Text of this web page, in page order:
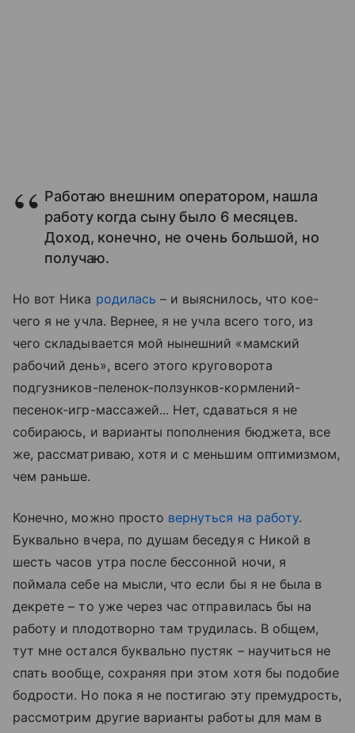
Работаю внешним оператором, нашла
работу когда сыну было 6 месяцев.
Доход, конечно, не очень большой, но
получаю.
Но вот Ника родилась – и выяснилось, что кое-
чего я не учла. Вернее, я не учла всего того, из
чего складывается мой нынешний «мамский
рабочий день», всего этого круговорота
подгузников-пеленок-ползунков-кормлений-
песенок-игр-массажей... Нет, сдаваться я не
собираюсь, и варианты пополнения бюджета, все
же, рассматриваю, хотя и с меньшим оптимизмом,
чем раньше.
Конечно, можно просто вернуться на работу.
Буквально вчера, по душам беседуя с Никой в
шесть часов утра после бессонной ночи, я
поймала себе на мысли, что если бы я не была в
декрете – то уже через час отправилась бы на
работу и плодотворно там трудилась. В общем,
тут мне остался буквально пустяк – научиться не
спать вообще, сохраняя при этом хотя бы подобие
бодрости. Но пока я не постигаю эту премудрость,
рассмотрим другие варианты работы для мам в